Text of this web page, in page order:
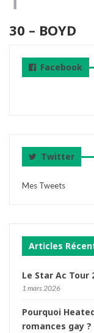
30 – BOYD
Facebook
Twitter
Mes Tweets
Articles
Le Star Ac Tour
1 mars 2026
Pourquoi
romances gay ?